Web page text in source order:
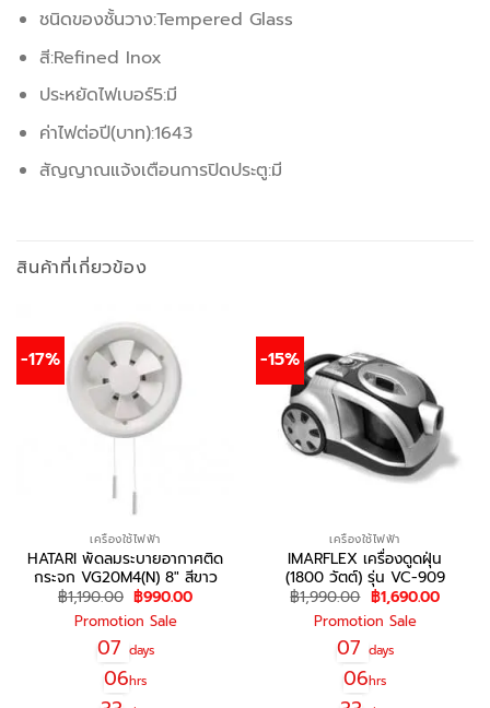
ชนิดของชั้นวาง:Tempered Glass
สี:Refined Inox
ประหยัดไฟเบอร์5:มี
ค่าไฟต่อปี(บาท):1643
สัญญาณแจ้งเตือนการปิดประตู:มี
สินค้าที่เกี่ยวข้อง
-17%
เครื่องใช้ไฟฟ้า
HATARI พัดลมระบายอากาศติด
กระจก VG20M4(N) 8″ สีขาว
฿1,190.00 Original
price
was:
฿1,190.00.
฿990.00Current
Promotion Sale
07 days
06hrs
-15%
เครื่องใช้ไฟฟ้า
IMARFLEX เครื่องดูดฝุ่น
(1800 วัตต์) รุ่น VC-909
฿1,990.00 Original
price
was:
฿1,990.00.
฿1,690.00
Promotion Sale
07 days
06hrs